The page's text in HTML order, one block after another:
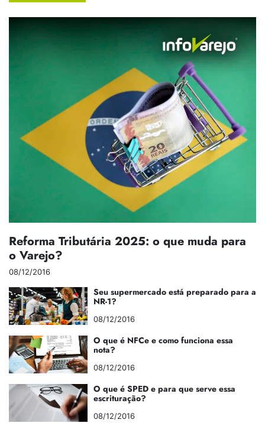
Reforma Tributária 2025: o que muda para
o Varejo?
08/12/2016
Seu supermercado está preparado para a
NR-1?
08/12/2016
O que é NFCe e como funciona essa
nota?
08/12/2016
O que é SPED e para que serve essa
escrituração?
08/12/2016